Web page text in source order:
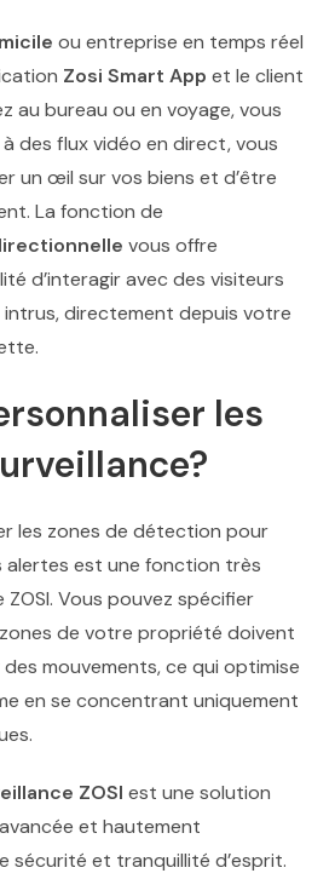
ou entreprise en temps réel
Zosi Smart App et le client
au bureau ou en voyage, vous
des flux vidéo en direct, vous
un œil sur vos biens et d’être
La fonction de
vous offre
d’interagir avec des visiteurs
directement depuis votre
les
les zones de détection pour
alertes est une fonction très
Vous pouvez spécifier
de votre propriété doivent
mouvements, ce qui optimise
en se concentrant uniquement
ZOSI est une solution
et hautement
sécurité et tranquillité d’esprit.